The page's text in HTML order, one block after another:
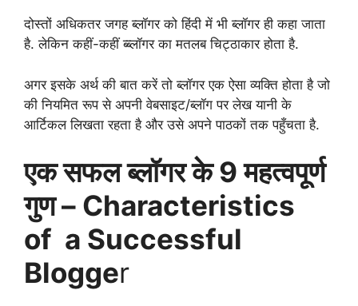
दोस्तों अधिकतर जगह ब्लॉगर को हिंदी में भी ब्लॉगर ही कहा जाता
है. लेकिन कहीं-कहीं ब्ब्लॉगर का मतलब चिट्ठाकार होता है.
अगर इसके अर्थ की बात करें तो ब्लॉगर एक ऐसा व्यक्ति होता है जो
की नियमित रूप से अपनी वेबसाइट/ब्लॉग पर लेख यानी के
आर्टिकल लिखता रहता है और उसे अपने पाठकों तक पहुँचता है.
एक सफल ब्लॉगर के 9 महत्वपूर्ण
गुण – Characteristics
of a Successful
Blogger